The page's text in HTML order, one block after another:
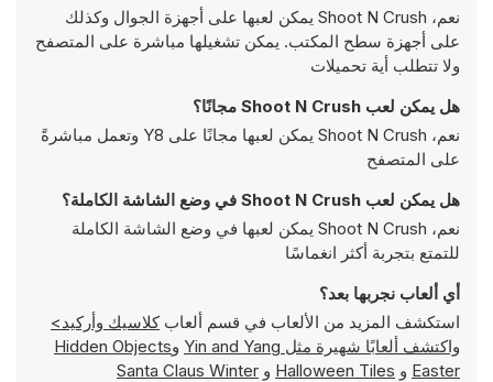
نعم، Shoot N Crush يمكن لعبها على أجهزة الجوال وكذلك
على أجهزة سطح المكتب. يمكن تشغيلها مباشرة على المتصفح
ولا تتطلب أية تحميلات
هل يمكن لعب Shoot N Crush مجانًا؟
نعم، Shoot N Crush يمكن لعبها مجانًا على Y8 وتعمل مباشرةً
على المتصفح
هل يمكن لعب Shoot N Crush في وضع الشاشة الكاملة؟
نعم، Shoot N Crush يمكن لعبها في وضع الشاشة الكاملة
للتمتع بتجربة أكثر انغماسًا
أي ألعاب نجربها بعد؟
استكشف المزيد من الألعاب في قسم ألعابكلاسيك وأركيد>
واكتشف ألعابًا شهيرة مثل Yin and Yang وHidden Objects
Easter و Halloween Tiles و Santa Claus Winter